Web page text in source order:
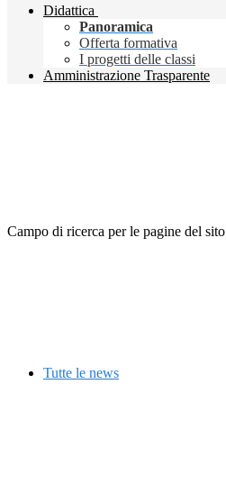
Didattica
Panoramica
Offerta formativa
I progetti delle classi
Amministrazione Trasparente
Campo di ricerca per le pagine del sito
Tutte le news